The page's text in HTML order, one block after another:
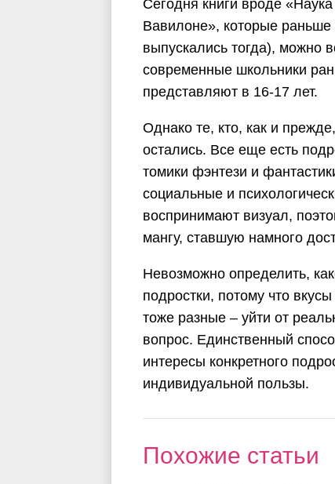
Сегодня книги вроде
Вавилоне», которые
выпускались тогда), можно
современные школьники
представляют в 16-17 лет.
Однако те, кто, как и
остались. Все еще есть
томики фэнтези и
социальные и
воспринимают визуал,
мангу, ставшую намного
Невозможно определить,
подростки, потому что
тоже разные – уйти от
вопрос. Единственный
интересы конкретного
индивидуальной пользы.
Похожие статьи